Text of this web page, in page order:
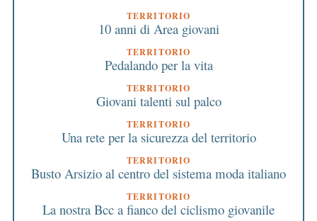
TERRITORIO
10 anni di Area giovani
TERRITORIO
Pedalando per la vita
TERRITORIO
Giovani talenti sul palco
TERRITORIO
Una rete per la sicurezza del territorio
TERRITORIO
Busto Arsizio al centro del sistema moda italiano
TERRITORIO
La nostra Bcc a fianco del ciclismo giovanile